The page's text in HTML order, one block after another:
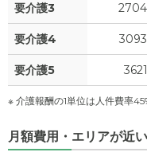
要介護3
要介護4
要介護5
※ 介護報酬の1単位は人件費率
月額費用・エリアが近